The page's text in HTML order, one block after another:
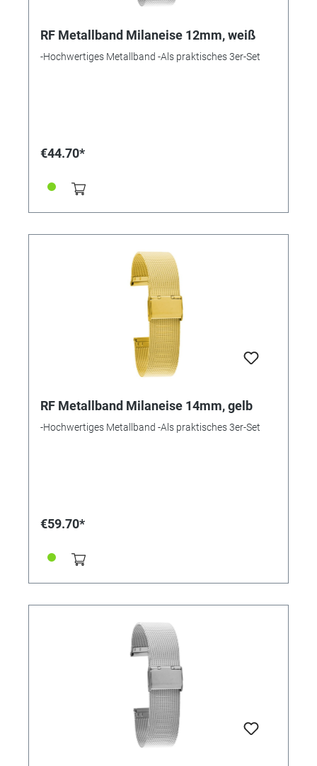
RF Metallband Milaneise 12mm, weiß
-Hochwertiges Metallband -Als praktisches 3er-Set
€44.70*
RF Metallband Milaneise 14mm, gelb
-Hochwertiges Metallband -Als praktisches 3er-Set
€59.70*